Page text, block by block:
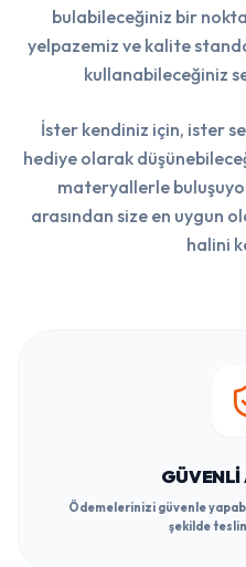
bulabileceğiniz bir
yelpazemiz ve kalite
kullanabileceğiniz
İster kendiniz için, ister
hediye olarak
materyallerle
arasından size en uygun
halini
GÜVENLI
Ödemelerinizi güvenle
şekilde